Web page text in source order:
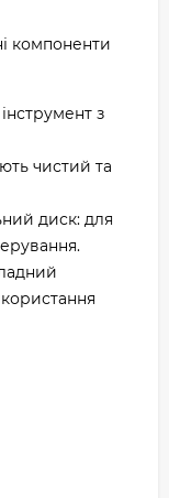
компоненти
з
чистий та
диск: для